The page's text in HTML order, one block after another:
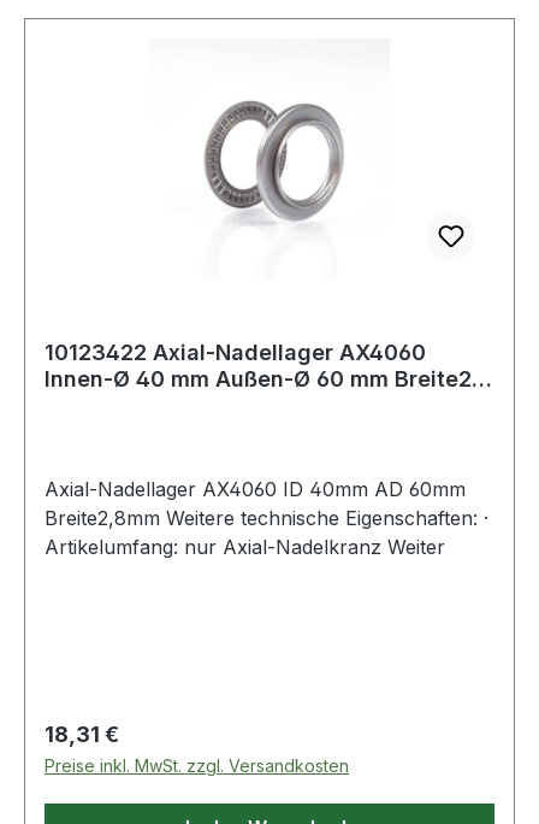
10123422 Axial-Nadellager AX4060
Innen-Ø 40 mm Außen-Ø 60 mm Breite2,8
Axial-Nadellager AX4060 ID 40mm AD 60mm
Breite2,8mm Weitere technische Eigenschaften: ·
Artikelumfang: nur Axial-Nadelkranz Weiter
Regulärer Preis:
18,31 €
Preise inkl. MwSt. zzgl. Versandkosten